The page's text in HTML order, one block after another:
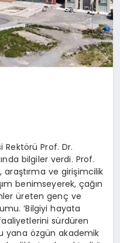
Prof. Dr.
bilgiler verdi. Prof.
araştırma ve girişimcilik
benimseyerek, çağın
üreten genç ve
‘Bilgiyi hayata
sürdüren
yana özgün akademik